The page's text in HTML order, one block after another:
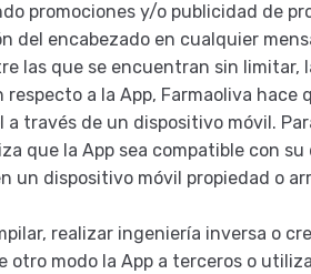
promociones y/o publicidad de
del encabezado en cualquier
las que se encuentran sin limitar,
a la App, Farmaoliva hace
través de un dispositivo móvil.
que la App sea compatible con
un dispositivo móvil propiedad o
realizar ingeniería inversa o
modo la App a terceros o